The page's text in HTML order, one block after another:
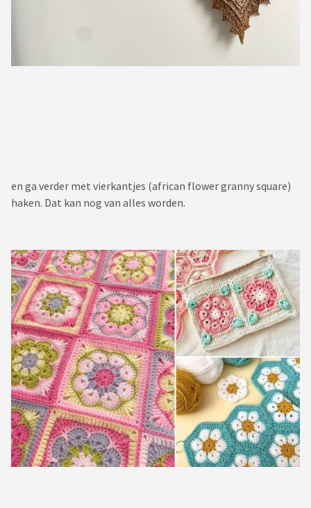
en ga verder met vierkantjes (african flower granny square)
haken. Dat kan nog van alles worden.